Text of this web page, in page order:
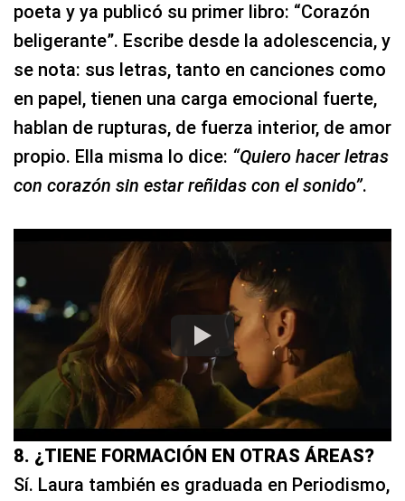
poeta y ya publicó su primer libro: “Corazón
beligerante”. Escribe desde la adolescencia, y
se nota: sus letras, tanto en canciones como
en papel, tienen una carga emocional fuerte,
hablan de rupturas, de fuerza interior, de amor
propio. Ella misma lo dice: “Quiero hacer letras
con corazón sin estar reñidas con el sonido”.
8. ¿TIENE FORMACIÓN EN OTRAS ÁREAS?
Sí. Laura también es graduada en Periodismo,